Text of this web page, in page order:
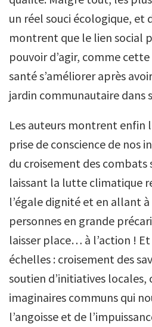
un réel souci écologique, et
montrent que le lien social
pouvoir d’agir, comme
santé s’améliorer après
jardin communautaire dans
Les auteurs montrent enfin
prise de conscience de nos
du croisement des combats
laissant la lutte climatique
l’égale dignité et en allant
personnes en grande
laisser place… à l’action !
échelles : croisement des
soutien d’initiatives locales,
imaginaires communs qui
l’angoisse et de